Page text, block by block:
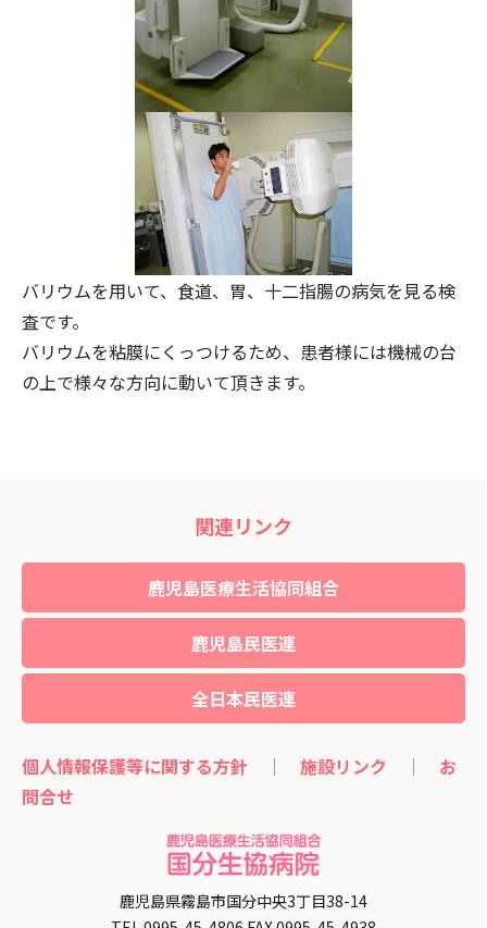
バリウムを用いて、食道、胃、十二指腸の病気を見る検
査です。
バリウムを粘膜にくっつけるため、患者様には機械の台
の上で様々な方向に動いて頂きます。
関連リンク
鹿児島医療生活協同組合
鹿児島民医連
全日本民医連
個人情報保護等に関する方針 ｜ 施設リンク ｜ お
問合せ
鹿児島県霧島市国分中央3丁目38-14